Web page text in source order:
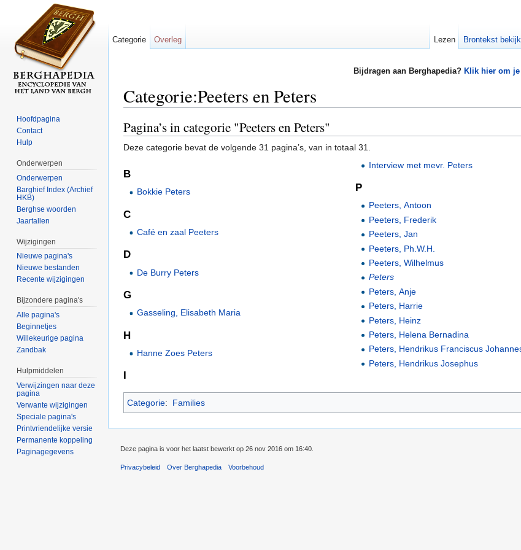
Bijdragen aan Berghapedia? Klik hier om
Categorie:Peeters en Peters
Pagina’s in categorie "Peeters en Peters"
Deze categorie bevat de volgende 31 pagina’s, van in totaal 31.
B
Bokkie Peters
C
Café en zaal Peeters
D
De Burry Peters
G
Gasseling, Elisabeth Maria
H
Hanne Zoes Peters
Interview met mevr. Peters
P
Peeters, Antoon
Peeters, Frederik
Peeters, Jan
Peeters, Ph.W.H.
Peeters, Wilhelmus
Peters
Peters, Anje
Peters, Harrie
Peters, Heinz
Peters, Helena Bernadina
Peters, Hendrikus Franciscus
Peters, Hendrikus Josephus
Categorie: Families
Categorie Overleg Lezen Brontekst
Hoofdpagina
Contact
Hulp
Onderwerpen
Onderwerpen
Barghief Index (Archief
HKB)
Berghse woorden
Jaartallen
Wijzigingen
Nieuwe pagina's
Nieuwe bestanden
Recente wijzigingen
Bijzondere pagina's
Alle pagina's
Beginnetjes
Willekeurige pagina
Zandbak
Hulpmiddelen
Verwijzingen naar deze
pagina
Verwante wijzigingen
Speciale pagina's
Printvriendelijke versie
Permanente koppeling
Paginagegevens
Deze pagina is voor het laatst bewerkt op 26 nov 2016 om 16:40.
Privacybeleid Over Berghapedia Voorbehoud